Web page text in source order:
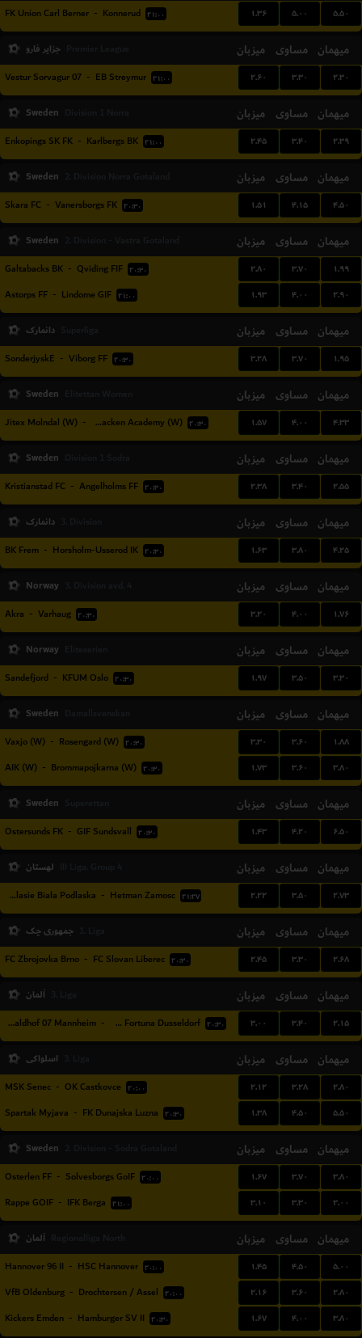
FK Union Carl Berner - Konnerud ۲۱:۰۰ ۱.۳۶ ۵.۰۰ ۵.۵۰
جزایر فارو میزبان مساوی میهمان
07 Vestur Sorvagur - EB Streymur ۲۱:۰۰ ۲.۶۰ ۳.۳۰ ۲.۳۰
Sweden میزبان مساوی میهمان
Enkopings SK FK - Karlbergs BK ۲۱:۰۰ ۲.۴۵ ۳.۴۰ ۲.۳۹
Sweden میزبان مساوی میهمان
Skara FC - Vanersborgs FK ۲۰:۳۰ ۱.۵۱ ۴.۱۵ ۴.۵۰
Sweden میزبان مساوی میهمان
Galtabacks BK - Qviding FIF ۲۰:۳۰ ۲.۸۰ ۳.۷۰ ۱.۹۹
Astorps FF - Lindome GIF ۲۱:۰۰ ۱.۹۳ ۴.۰۰ ۲.۹۰
دانمارک میزبان مساوی میهمان
SonderjyskE - Viborg FF ۲۰:۳۰ ۳.۲۸ ۳.۷۰ ۱.۹۵
Sweden میزبان مساوی میهمان
Jitex Molndal (W) - BK Hacken Academy (W) ۲۰:۳۰ ۱.۵۷ ۴.۰۰ ۴.۳۳
Sweden میزبان مساوی میهمان
Kristianstad FC - Angelholms FF ۲۰:۳۰ ۲.۳۸ ۳.۴۰ ۲.۵۵
دانمارک میزبان مساوی میهمان
BK Frem - Horsholm-Usserod IK ۲۰:۳۰ ۱.۶۳ ۳.۸۰ ۴.۲۵
Norway میزبان مساوی میهمان
Akra - Varhaug ۲۰:۳۰ ۳.۲۰ ۴.۰۰ ۱.۷۶
Norway میزبان مساوی میهمان
Sandefjord - KFUM Oslo ۲۰:۳۰ ۱.۹۷ ۳.۵۰ ۳.۳۰
Sweden میزبان مساوی میهمان
Vaxjo (W) - Rosengard (W) ۲۰:۳۰ ۳.۳۰ ۳.۶۰ ۱.۸۸
AIK (W) - Brommapojkarna (W) ۲۰:۳۰ ۱.۷۳ ۳.۶۰ ۳.۸۰
Sweden میزبان مساوی میهمان
Ostersunds FK - GIF Sundsvall ۲۰:۳۰ ۱.۴۳ ۴.۲۰ ۶.۵۰
لهستان میزبان مساوی میهمان
MKS Podlasie Biala Podlaska - Hetman Zamosc ۲۱:۲۷ ۲.۲۲ ۳.۵۰ ۲.۷۳
جمهوری چک میزبان مساوی میهمان
FC Zbrojovka Brno - FC Slovan Liberec ۲۰:۳۰ ۲.۴۵ ۳.۳۰ ۲.۶۸
آلمان میزبان مساوی میهمان
SV Waldhof 07 Mannheim - TSV Fortuna Dusseldorf ۲۰:۳۰ ۳.۰۰ ۳.۴۰ ۲.۱۵
اسلواکی میزبان مساوی میهمان
MSK Senec - OK Castkovce ۲۰:۰۰ ۲.۱۲ ۳.۲۸ ۲.۸۰
Spartak Myjava - FK Dunajska Luzna ۲۰:۳۰ ۱.۳۸ ۴.۵۰ ۵.۵۰
Sweden میزبان مساوی میهمان
Osterlen FF - Solvesborgs GoIF ۲۰:۰۰ ۱.۶۷ ۳.۷۰ ۳.۸۰
Rappe GOIF - IFK Berga ۲۱:۰۰ ۳.۱۰ ۳.۳۰ ۲.۰۰
آلمان میزبان مساوی میهمان
Hannover 96 II - HSC Hannover ۲۰:۰۰ ۱.۴۵ ۴.۵۰ ۵.۰۰
VfB Oldenburg - Drochtersen / Assel ۲۰:۰۰ ۲.۱۶ ۳.۶۰ ۲.۸۰
Kickers Emden - Hamburger SV II ۲۰:۳۰ ۱.۶۷ ۴.۰۰ ۳.۸۰